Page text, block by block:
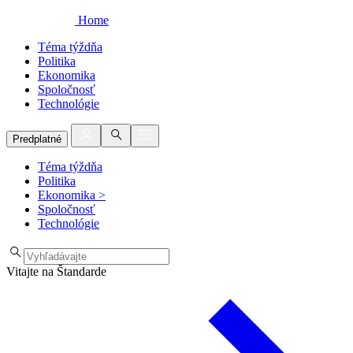
Home
Téma týždňa
Politika
Ekonomika
Spoločnosť
Technológie
Predplatné
Téma týždňa
Politika
Ekonomika >
Spoločnosť
Technológie
Vitajte na Štandarde